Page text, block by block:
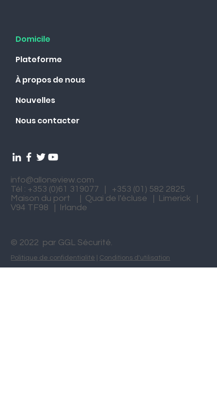
Domicile
Plateforme
À propos de nous
Nouvelles
Nous contacter
info@alloneview.com
Tél : +353 (0)61 319077 | +353 (01) 582 2825
Maison du port | Quai de l'écluse | Limerick |
V94 TF98 | Irlande
© 2022 par GGL Sécurité.
Politique de confidentialité Conditions d'utilisation